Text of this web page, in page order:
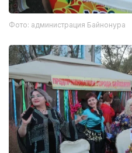
Фото: администрация Байнонура